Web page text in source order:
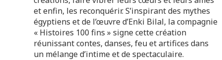
et enfin, les reconquérir. S’inspirant des mythes
égyptiens et de l’œuvre d’Enki Bilal, la compagnie
« Histoires 100 fins » signe cette création
réunissant contes, danses, feu et artifices dans
un mélange d’intime et de spectaculaire.